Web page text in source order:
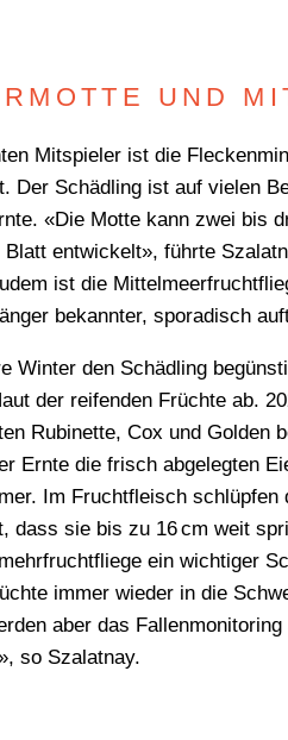
UND
Mitspieler ist die
Der Schädling ist auf vielen
«Die Motte kann zwei bis
entwickelt», führte
ist die
bekannter, sporadisch
Winter den Schädling
der reifenden Früchte ab.
Rubinette, Cox und Golden
Ernte die frisch abgelegten
Im Fruchtfleisch
dass sie bis zu 16 cm weit
ein wichtiger
immer wieder in die
aber das
so Szalatnay.